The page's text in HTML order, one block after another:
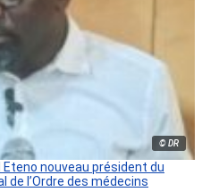
© DR
Eteno nouveau président du
de l’Ordre des médecins